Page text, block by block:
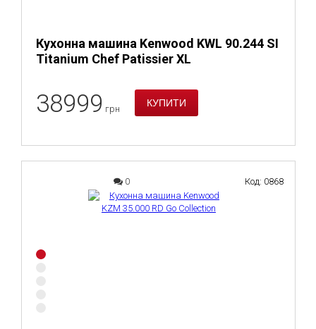
Кухонна машина Kenwood KWL 90.244 SI
Titanium Chef Patissier XL
38999 грн
0 Код: 0868